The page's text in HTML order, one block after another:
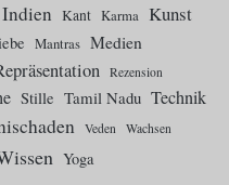
Indien Kant Karma Kunst
Mantras Medien
Rezension
Stille Tamil Nadu Technik
Veden Wachsen
Yoga